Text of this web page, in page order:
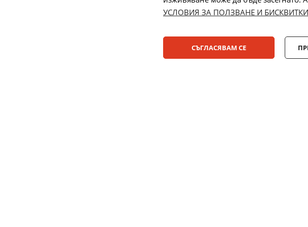
УСЛОВИЯ ЗА ПОЛЗВАНЕ И БИСКВИТКИ
СЪГЛАСЯВАМ СЕ